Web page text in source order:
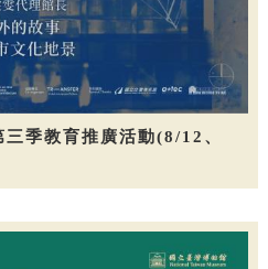
季教育推廣活動(8/12、